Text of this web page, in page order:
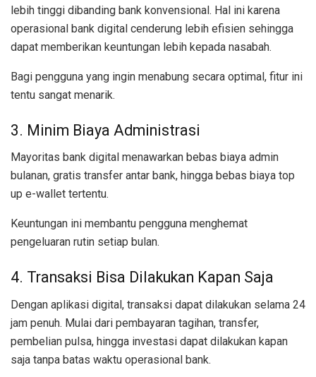
lebih tinggi dibanding bank konvensional. Hal ini karena
operasional bank digital cenderung lebih efisien sehingga
dapat memberikan keuntungan lebih kepada nasabah.
Bagi pengguna yang ingin menabung secara optimal, fitur ini
tentu sangat menarik.
3. Minim Biaya Administrasi
Mayoritas bank digital menawarkan bebas biaya admin
bulanan, gratis transfer antar bank, hingga bebas biaya top
up e-wallet tertentu.
Keuntungan ini membantu pengguna menghemat
pengeluaran rutin setiap bulan.
4. Transaksi Bisa Dilakukan Kapan Saja
Dengan aplikasi digital, transaksi dapat dilakukan selama 24
jam penuh. Mulai dari pembayaran tagihan, transfer,
pembelian pulsa, hingga investasi dapat dilakukan kapan
saja tanpa batas waktu operasional bank.